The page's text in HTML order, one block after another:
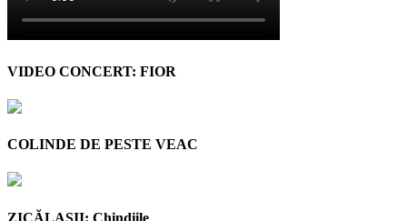
VIDEO CONCERT: FIOR
COLINDE DE PESTE VEAC
ZICĂLAŞII: Chindiile